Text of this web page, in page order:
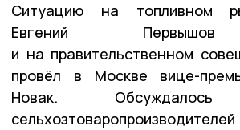
Ситуацию на топливном
Евгений
и на правительственном
провёл в Москве вице-
Новак. Обсуждалось